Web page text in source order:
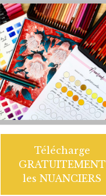
Télécharge
GRATUITEMENT
les NUANCIERS